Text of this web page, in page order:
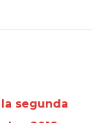
segunda